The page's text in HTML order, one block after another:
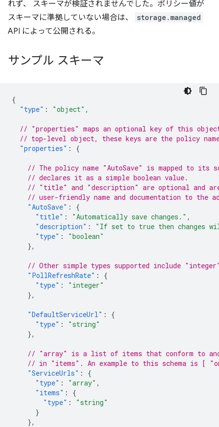
れず、 スキーマが検証されませんでした。ポリシー値が
スキーマに準拠していない場合は、
storage.managed
API によって公開される。
サンプル スキーマ
{
"type" : "object" ,
// "properties" maps an optional key of this
// top-level object, these keys are the policy
"properties" : {
// The policy name "AutoSave" is mapped to its
// declares it as a simple boolean value.
// "title" and "description" are optional and are
// user-friendly name and documentation to the
"AutoSave" :
{
"title" : "Automatically save changes." ,
"description" :
"If set to true then changes
"type" :
"boolean"
},
// Other simple types supported include
"PollRefreshRate" :
{
"type" :
"integer"
},
"DefaultServiceUrl" :
{
"type" :
"string"
},
// "array" is a list of items that conform to
// in "items". An example to this schema is [
"ServiceUrls" :
{
"type" : "array" ,
"items" :
{
"type" :
"string"
}
},